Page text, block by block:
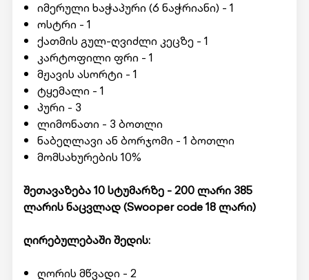
იმერული ხაჭაპური (6 ნაჭრიანი) - 1
ოსტრი - 1
ქათმის გულ-ღვიძლი კეცზე - 1
კარტოფილი ფრი - 1
მჟავის ასორტი - 1
ტყემალი - 1
პური - 3
ლიმონათი - 3 ბოთლი
ნაბეღლავი ან ბორჯომი - 1 ბოთლი
მომსახურების 10%
შეთავაზება 10 სტუმარზე - 200 ლარი 385
ლარის ნაცვლად (Swooper code18 ლარი)
ღირებულებაში შედის:
ღორის მწვადი - 2